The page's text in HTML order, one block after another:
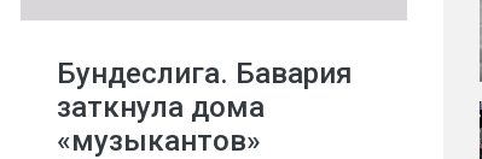
Бундеслига. Бавария
заткнула дома
«музыкантов»